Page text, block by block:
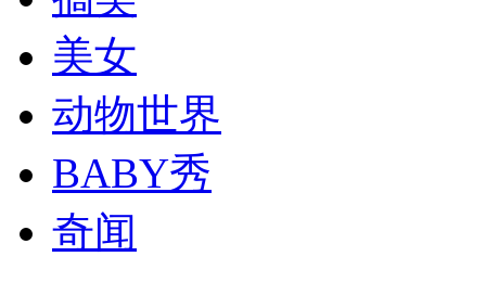
外交部：有关国家言论片面不公正
美女
动物世界
BABY秀
奇闻